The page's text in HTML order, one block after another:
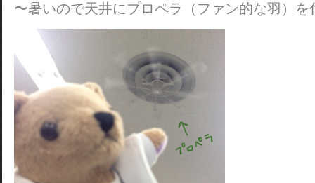
〜暑いので天井にプロペラ（ファン的な羽）を